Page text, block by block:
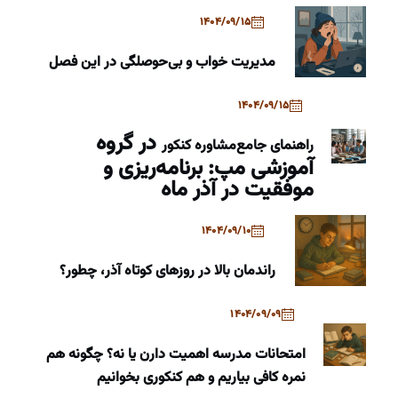
1404/09/15
مدیریت خواب و بی‌حوصلگی در این فصل
1404/09/15
راهنمای جامعمشاوره کنکوردر گروه
آموزشی مپ: برنامه‌ریزی و
موفقیت در آذر ماه
1404/09/10
راندمان بالا در روزهای کوتاه آذر، چطور؟
1404/09/09
امتحانات مدرسه اهمیت دارن یا نه؟ چگونه هم
نمره کافی بیاریم و هم کنکوری بخوانیم